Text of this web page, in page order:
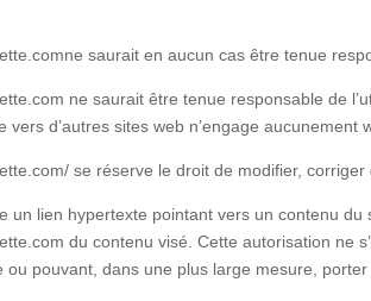
saurait en aucun cas être tenue
ne saurait être tenue responsable de
vers d’autres sites web n’engage
se réserve le droit de modifier,
un lien hypertexte pointant vers un contenu
du contenu visé. Cette autorisation ne
pouvant, dans une plus large mesure,